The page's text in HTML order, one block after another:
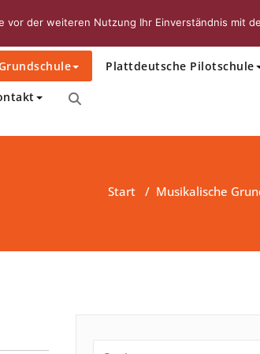
Plattdeutsche Pilotschule
Start / Musikalische
der weiteren Nutzung Ihr Einverständnis mit